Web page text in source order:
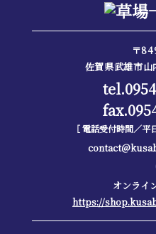
〒
佐賀県武雄市
［ 電話受付時間／
オンライ
https://